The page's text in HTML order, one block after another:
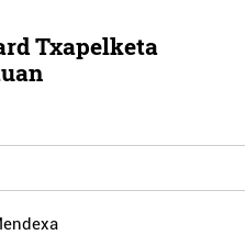
Txapelketa